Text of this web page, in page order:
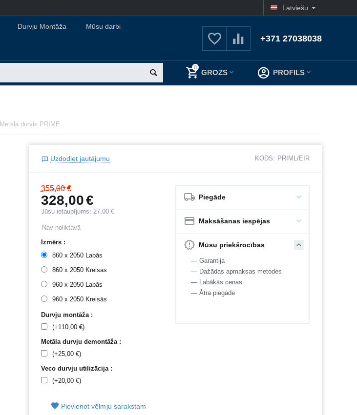
Latviešu
Durvju Montāža Mūsu darbi
+371 27038038
PROFILS
0
GROZS
Metāla durvis PRIME
Uzdodiet jautājumu KODS: PRIML/EIR
355,00 €
328,00€
Jūsu ietaupījums:27,00 €
Nav noliktavā
Izmērs :
860 x 2050 Labās
860 x 2050 Kreisās
960 x 2050 Labās
960 x 2050 Kreisās
Durvju montāža :
(+110,00 €)
Metāla durvju demontāža :
(+25,00 €)
Veco durvju utilizācija :
(+20,00 €)
Pievienot vēlmju sarakstam
Piegāde
Maksāšanas iespējas
Mūsu priekšrocības
— Garantija
— Dažādas apmaksas metodes
— Labākās cenas
— Ātra piegāde